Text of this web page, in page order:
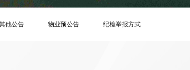
他公告 物业预公告 纪检举报方式